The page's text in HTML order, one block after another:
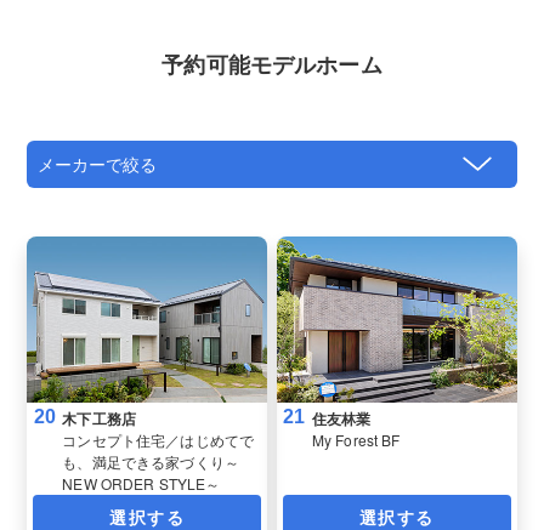
予約可能モデルホーム
20 木下工務店
コンセプト住宅／はじめてで
も、満足できる家づくり～
NEW ORDER STYLE～
選択する
21 住友林業
My Forest BF
選択する